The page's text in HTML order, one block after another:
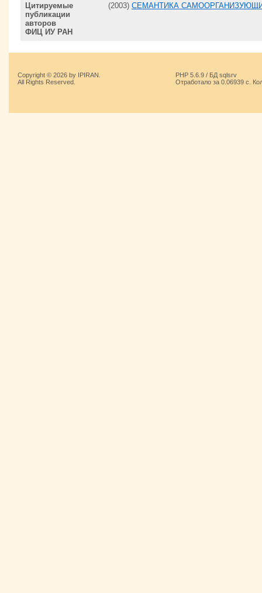
Цитируемые
публикации
авторов
ФИЦ ИУ РАН
(2003) СЕМАНТИКА
Copyright © 2026 by IPIRAN.
All Rights Reserved.
PHP 5.6.9 / БД sqlsrv
Отработало за 0.06939 с.